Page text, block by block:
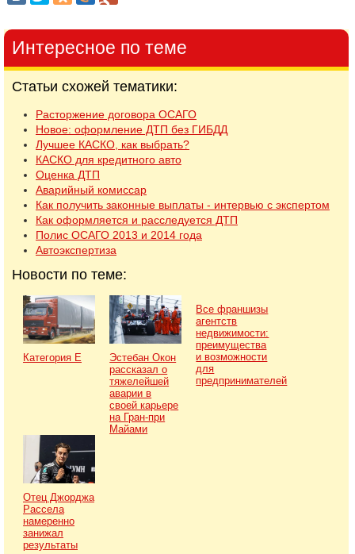
Интересное по теме
Статьи схожей тематики:
Расторжение договора ОСАГО
Новое: оформление ДТП без ГИБДД
Лучшее КАСКО, как выбрать?
КАСКО для кредитного авто
Оценка ДТП
Аварийный комиссар
Как получить законные выплаты - интервью с экспертом
Как оформляется и расследуется ДТП
Полис ОСАГО 2013 и 2014 года
Автоэкспертиза
Новости по теме:
Категория Е
Эстебан Окон
рассказал о
тяжелейшей
аварии в
своей карьере
на Гран-при
Майами
Все франшизы
агентств
недвижимости:
преимущества
и возможности
для
предпринимателей
Отец Джорджа
Рассела
намеренно
занижал
результаты